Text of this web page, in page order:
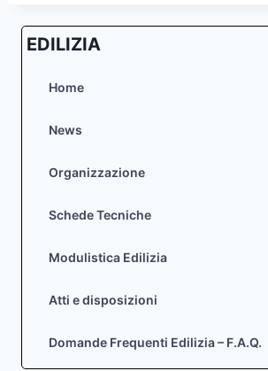
EDILIZIA
Home
News
Organizzazione
Schede Tecniche
Modulistica Edilizia
Atti e disposizioni
Domande Frequenti Edilizia – F.A.Q.